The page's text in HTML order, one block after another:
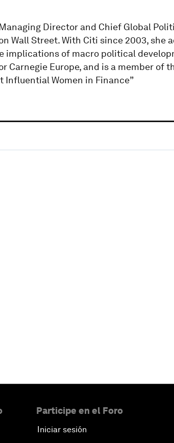
Director and Chief Global
Wall Street. With Citi since 2003, she
implications of macro political
Carnegie Europe, and is a member of
Influential Women in Finance”
Participe en el Foro
Iniciar sesión